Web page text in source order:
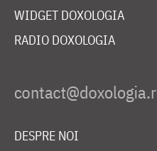
WIDGET DOXOLOGIA
RADIO DOXOLOGIA
DESPRE NOI